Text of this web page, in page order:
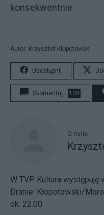
konsekwentnie.
Autor: Krzysztof Kłopotowski
Udostępnij
Skomentuj 138
O mnie
W TVP Kultura występuję
Dranie: Kłopotowski/
ok. 22.00